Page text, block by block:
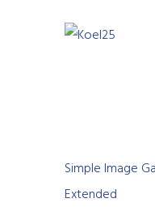
Simple Image
Extended